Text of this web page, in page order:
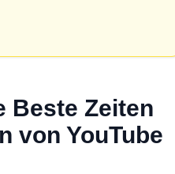
Beste Zeiten
von YouTube